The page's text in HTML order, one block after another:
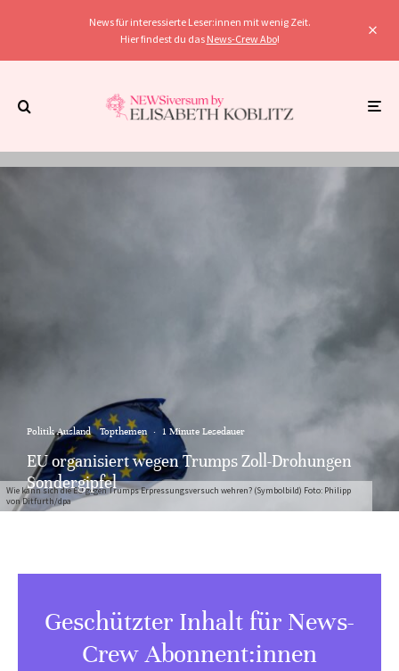
News für interessierte Leser:innen mit wenig Zeit.
Hier findest du das News-Crew Abo!
Wie kann sich die EU gegen Trumps Erpressungsversuch wehren? (Symbolbild) Foto: Philipp
von Ditfurth/dpa
Politik Ausland Topthemen · 1 Minute Lesedauer
EU organisiert wegen Trumps Zoll-Drohungen
Sondergipfel
Geschützter Inhalt für News-
Crew Abonnent:innen